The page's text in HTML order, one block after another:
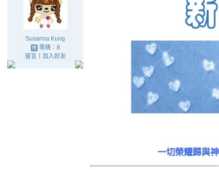
Susanna Kung
等級：8
留言｜ 加入好友
一切榮耀歸與